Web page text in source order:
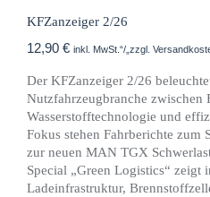
KFZanzeiger 2/26
12,90 € inkl. MwSt.“/„zzgl.
Der KFZanzeiger 2/26
Nutzfahrzeugbranche zwischen
Wasserstofftechnologie und
Fokus stehen Fahrberichte zum
zur neuen MAN TGX
Special „Green Logistics“
Ladeinfrastruktur,